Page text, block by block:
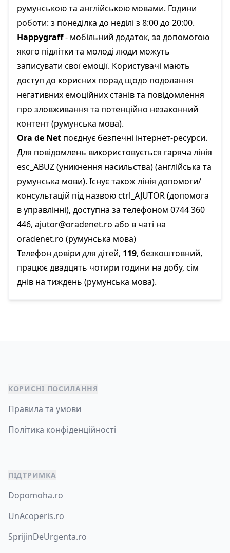
румунською та англійською мовами. Години
роботи: з понеділка до неділі з 8:00 до 20:00.
Happygraff- мобільний додаток, за допомогою
якого підлітки та молоді люди можуть
записувати свої емоції. Користувачі мають
доступ до корисних порад щодо подолання
негативних емоційних станів та повідомлення
про зловживання та потенційно незаконний
контент (румунська мова).
Ora de Net поєднує безпечні інтернет-ресурси.
Для повідомлень використовується гаряча лінія
esc_ABUZ (уникнення насильства) (англійська та
румунська мови). Існує також лінія допомоги/
консультацій під назвою ctrl_AJUTOR (допомога
в управлінні), доступна за телефоном 0744 360
446, ajutor@oradenet.ro або в чаті на
oradenet.ro (румунська мова)
Телефон довіри для дітей, 119, безкоштовний,
працює двадцять чотири години на добу, сім
днів на тиждень (румунська мова).
КОРИСНІ ПОСИЛАННЯ
Правила та умови
Політика конфіденційності
ПІДТРИМКА
Dopomoha.ro
UnAcoperis.ro
SprijinDeUrgenta.ro